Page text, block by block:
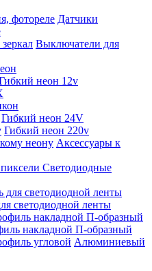
Датчики
Выключатели для
неон 12v
Гибкий неон 24V
Гибкий неон 220v
Аксессуары к
Светодиодные
светодиодной ленты
накладной П-образный
Алюминиевый